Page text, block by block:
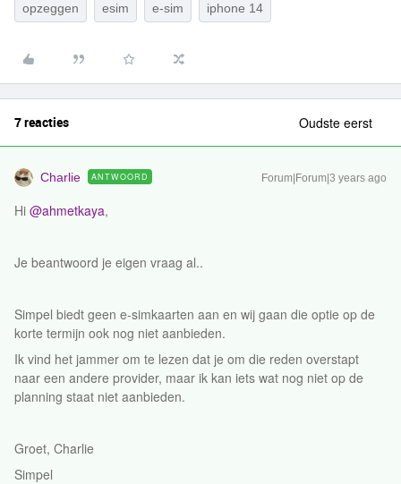
opzeggen esim e-sim iphone 14
7 reacties Oudste eerst
Charlie ANTWOORD Forum|Forum|3 years ago
Hi @ahmetkaya,
Je beantwoord je eigen vraag al..
Simpel biedt geen e-simkaarten aan en wij gaan die optie op de
korte termijn ook nog niet aanbieden.
Ik vind het jammer om te lezen dat je om die reden overstapt
naar een andere provider, maar ik kan iets wat nog niet op de
planning staat niet aanbieden.
Groet, Charlie
Simpel